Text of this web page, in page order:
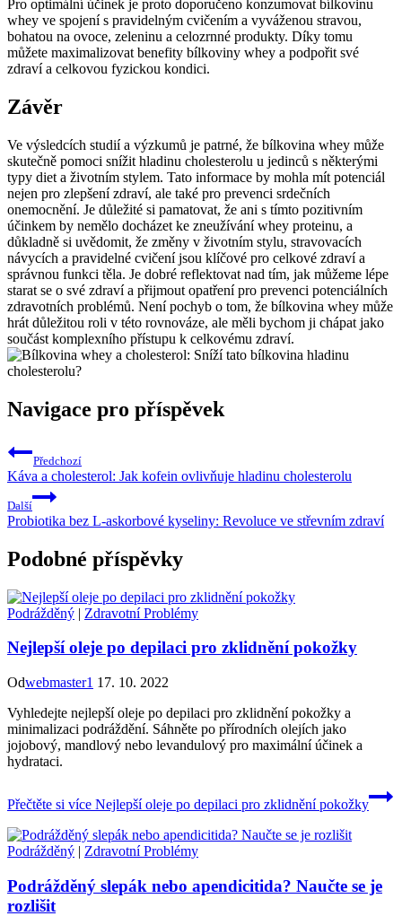
Pro optimální účinek je proto doporučeno konzumovat bílkovinu
whey ve spojení s pravidelným cvičením a vyváženou stravou,
bohatou na ovoce, zeleninu a celozrnné produkty. Díky tomu
můžete maximalizovat benefity bílkoviny whey a podpořit své
zdraví a celkovou fyzickou kondici.
Závěr
Ve výsledcích studií a výzkumů je patrné, že bílkovina whey může
skutečně pomoci snížit hladinu cholesterolu u jedinců s některými
typy diet a životním stylem. Tato informace by mohla mít potenciál
nejen pro zlepšení zdraví, ale také pro prevenci srdečních
onemocnění. Je důležité si pamatovat, že ani s tímto pozitivním
účinkem by nemělo docházet ke zneužívání whey proteinu, a
důkladně si uvědomit, že změny v životním stylu, stravovacích
návycích a pravidelné cvičení jsou klíčové pro celkové zdraví a
správnou funkci těla. Je dobré reflektovat nad tím, jak můžeme lépe
starat se o své zdraví a přijmout opatření pro prevenci potenciálních
zdravotních problémů. Není pochyb o tom, že bílkovina whey může
hrát důležitou roli v této rovnováze, ale měli bychom ji chápat jako
součást komplexního přístupu k celkovému zdraví.
Navigace pro příspěvek
Předchozí
Káva a cholesterol: Jak kofein ovlivňuje hladinu cholesterolu
Další
Probiotika bez L-askorbové kyseliny: Revoluce ve střevním zdraví
Podobné příspěvky
Podrážděný | Zdravotní Problémy
Nejlepší oleje po depilaci pro zklidnění pokožky
Odwebmaster1 17. 10. 2022
Vyhledejte nejlepší oleje po depilaci pro zklidnění pokožky a
minimalizaci podráždění. Sáhněte po přírodních olejích jako
jojobový, mandlový nebo levandulový pro maximální účinek a
hydrataci.
Přečtěte si více Nejlepší oleje po depilaci pro zklidnění pokožky
Podrážděný | Zdravotní Problémy
Podrážděný slepák nebo apendicitida? Naučte se je
rozlišit